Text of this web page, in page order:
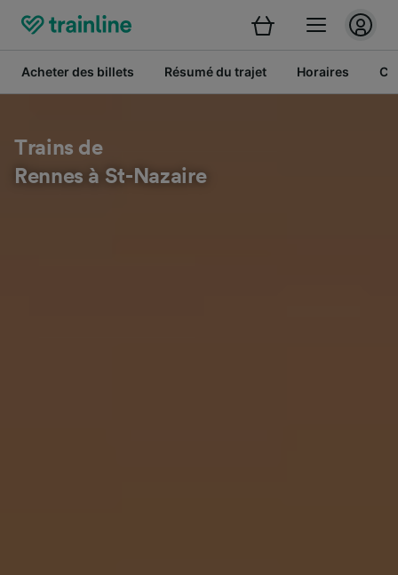
Acheter des billets Résumé du trajet Horaires
Trains de
Rennes à St-Nazaire